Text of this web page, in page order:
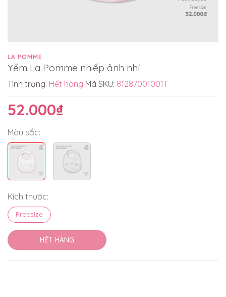
LA POMME
Yếm La Pomme nhiếp ảnh nhí
Tình trạng: Hết hàng Mã SKU: 81287001001T
52.000₫
Màu sắc:
Kích thước:
Freesize
HẾT HÀNG